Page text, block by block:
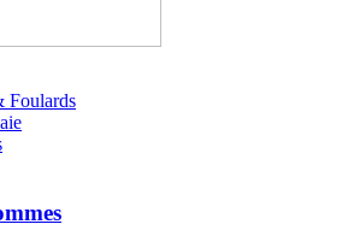
Foulards